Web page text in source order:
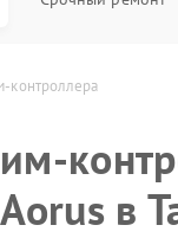
контроллера
в